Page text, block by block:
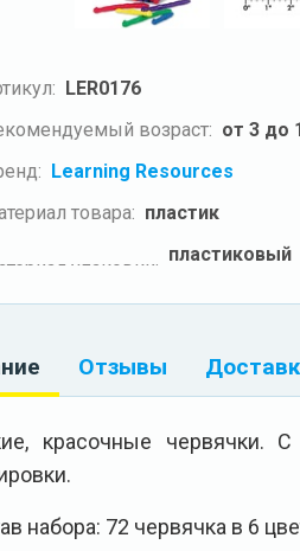
LER0176
возраст: от 3 до
Learning Resources
товара: пластик
пластиковый
Отзывы
красочные червячки.
набора: 72 червячка в 6